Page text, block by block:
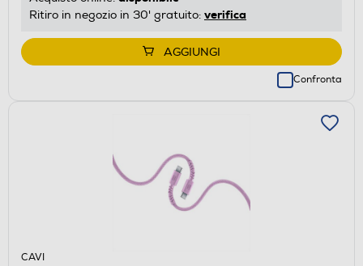
Ritiro in negozio in 30' gratuito: verifica
AGGIUNGI
Confronta
CAVI